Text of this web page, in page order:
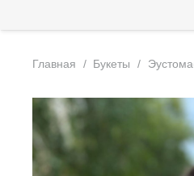
Главная / Букеты /